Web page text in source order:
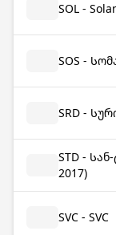
SOL -
SOS -
SRD -
STD -
2017)
SVC - SVC